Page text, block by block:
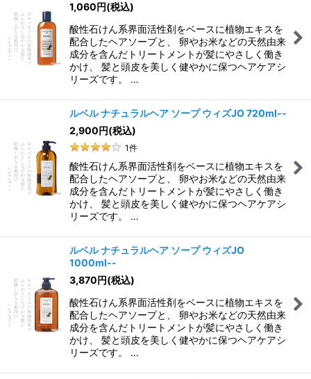
1,060円(税込)
酸性石けん系界面活性剤をベースに植物エキスを
配合したヘアソープと、 卵やお米などの天然由来
成分を含んだトリートメントが髪にやさしく働き
かけ、 髪と頭皮を美しく健やかに保つヘアケアシ
リーズです。 …
ルベル ナチュラルヘア ソープ ウィズJO 720ml--
2,900円(税込)
1件
酸性石けん系界面活性剤をベースに植物エキスを
配合したヘアソープと、 卵やお米などの天然由来
成分を含んだトリートメントが髪にやさしく働き
かけ、 髪と頭皮を美しく健やかに保つヘアケアシ
リーズです。 …
ルベル ナチュラルヘア ソープ ウィズJO
1000ml--
3,870円(税込)
酸性石けん系界面活性剤をベースに植物エキスを
配合したヘアソープと、 卵やお米などの天然由来
成分を含んだトリートメントが髪にやさしく働き
かけ、 髪と頭皮を美しく健やかに保つヘアケアシ
リーズです。 …